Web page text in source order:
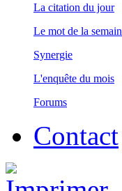
La citation du jour
Le mot de la
Synergie
L'enquête du mois
Forums
Contact